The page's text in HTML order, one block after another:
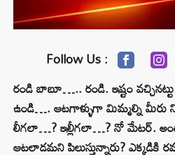
Follow Us :
రండి బాబూ….. రండి. ఇష్టం
ఉండి…. ఆటగాళ్ళుగా మిమ్మల్ని మీరు
లీగలా…? ఇల్లీగలా…? నో మేటర్‌.
ఆటలాడమని పిలుస్తున్నారు?